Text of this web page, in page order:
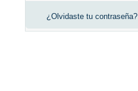
¿Olvidaste tu contraseña?